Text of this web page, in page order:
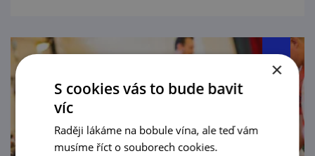
×
S cookies vás to bude bavit
víc
Raději lákáme na bobule vína, ale teď vám
musíme říct o souborech cookies.